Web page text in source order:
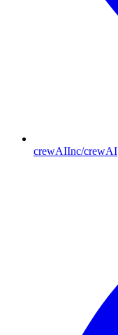
crewAIInc/crewAI